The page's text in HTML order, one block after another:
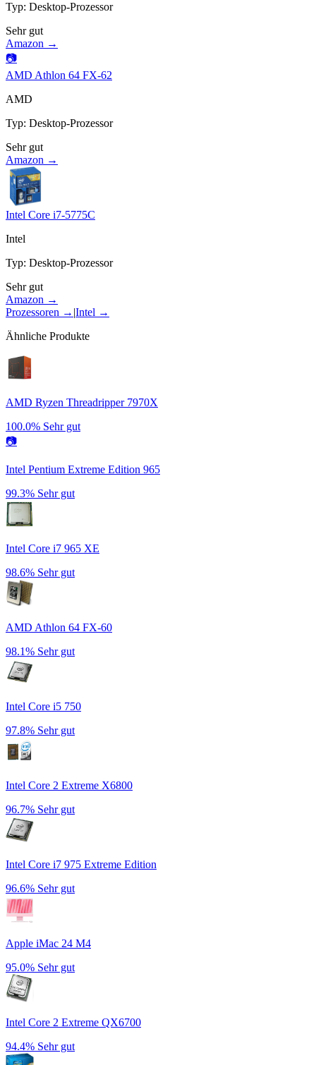
Typ: Desktop-Prozessor
Sehr gut
Amazon →
📷
AMD Athlon 64 FX-62
AMD
Typ: Desktop-Prozessor
Sehr gut
Amazon →
Intel Core i7-5775C
Intel
Typ: Desktop-Prozessor
Sehr gut
Amazon →
Prozessoren → |Intel →
Ähnliche Produkte
AMD Ryzen Threadripper 7970X
100.0% Sehr gut
📷
Intel Pentium Extreme Edition 965
99.3% Sehr gut
Intel Core i7 965 XE
98.6% Sehr gut
AMD Athlon 64 FX-60
98.1% Sehr gut
Intel Core i5 750
97.8% Sehr gut
Intel Core 2 Extreme X6800
96.7% Sehr gut
Intel Core i7 975 Extreme Edition
96.6% Sehr gut
Apple iMac 24 M4
95.0% Sehr gut
Intel Core 2 Extreme QX6700
94.4% Sehr gut